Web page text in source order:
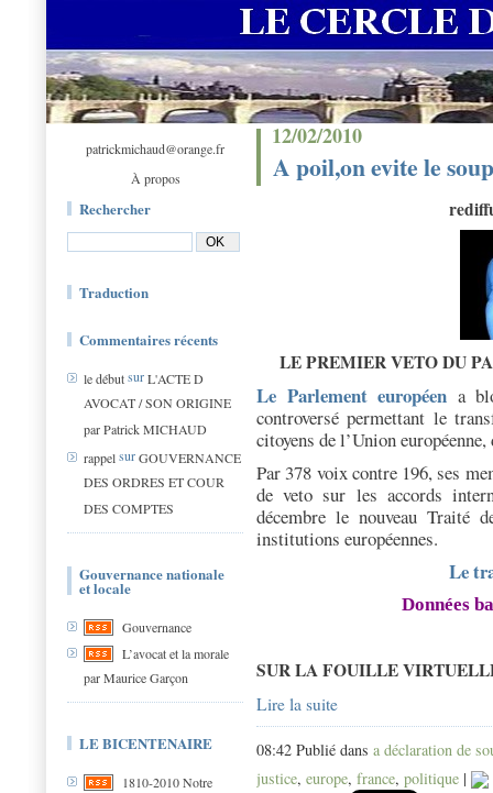
patrickmichaud@orange.fr
À propos
Rechercher
Traduction
Commentaires récents
le débutsurL'ACTE D
AVOCAT / SON ORIGINE
par Patrick MICHAUD
rappelsurGOUVERNANCE
DES ORDRES ET COUR
DES COMPTES
Gouvernance nationale
et locale
Gouvernance
L’avocat et la morale
par Maurice Garçon
LE BICENTENAIRE
1810-2010 Notre
12/02/2010
A poil,on evite le
LE PREMIER VETO DU
Le Parlement européen a
controversé permettant le
citoyens de l’Union
Par 378 voix contre 196, ses
de veto sur les accords
décembre le nouveau Traité
institutions européennes.
Le
Données
SUR LA FOUILLE
Lire la suite
08:42 Publié dans a déclaration de
justice, europe, france, politique |